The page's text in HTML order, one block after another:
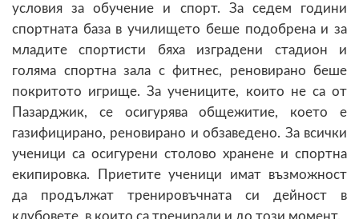
условия за обучение и спорт. За седем години
спортната база в училището беше подобрена и за
младите спортисти бяха изградени стадион и
голяма спортна зала с фитнес, реновирано беше
покритото игрище. За учениците, които не са от
Пазарджик, се осигурява общежитие, което е
газифицирано, реновирано и обзаведено. За всички
ученици са осигурени столово хранене и спортна
екипировка. Приетите ученици имат възможност
да продължат тренировъчната си дейност в
клубовете, в които са тренирали и до този момент.